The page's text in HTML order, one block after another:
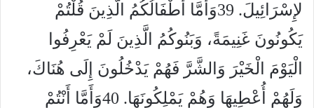
لإِسْرَائِيلَ. 39وَأَمَّا أَطْفَالُكُمُ الَّذِينَ قُلْتُمْ
يَكُونُونَ غَنِيمَةً، وَبَنُوكُمُ الَّذِينَ لَمْ يَعْرِفُوا
الْيَوْمَ الْخَيْرَ وَالشَّرَّ فَهُمْ يَدْخُلُونَ إِلَى هُنَاكَ،
وَلَهُمْ أُعْطِيهَا وَهُمْ يَمْلِكُونَهَا. 40وَأَمَّا أَنْتُمْ